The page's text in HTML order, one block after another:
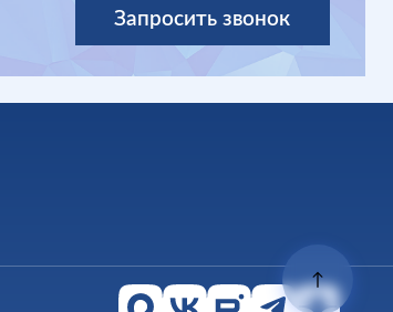
↑
Запросить звонок